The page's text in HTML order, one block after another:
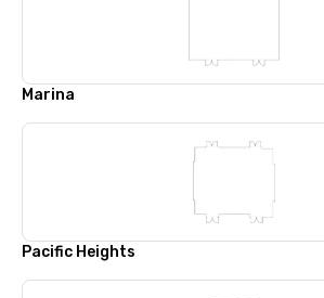
Marina
Pacific Heights